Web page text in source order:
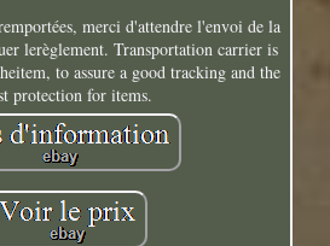
merci d'attendre l'envoi de la
lerèglement. Transportation carrier is
to assure a good tracking and the
protection for items.